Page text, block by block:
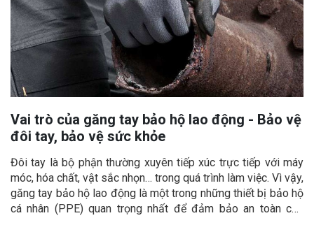
Vai trò của găng tay bảo hộ lao động - Bảo vệ
đôi tay, bảo vệ sức khỏe
Đôi tay là bộ phận thường xuyên tiếp xúc trực tiếp với máy
móc, hóa chất, vật sắc nhọn… trong quá trình làm việc. Vì vậy,
găng tay bảo hộ lao động là một trong những thiết bị bảo hộ
cá nhân (PPE) quan trọng nhất để đảm bảo an toàn cho